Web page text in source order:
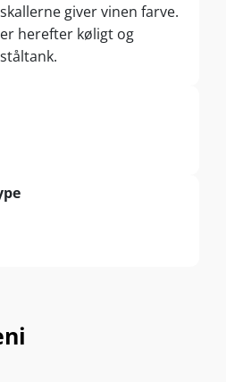
giver vinen farve.
herefter køligt og